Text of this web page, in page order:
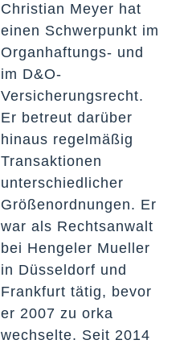
Christian Meyer hat
einen Schwerpunkt im
Organhaftungs- und
im D&O-
Versicherungsrecht.
Er betreut darüber
hinaus regelmäßig
Transaktionen
unterschiedlicher
Größenordnungen. Er
war als Rechtsanwalt
bei Hengeler Mueller
in Düsseldorf und
Frankfurt tätig, bevor
er 2007 zu orka
wechselte. Seit 2014